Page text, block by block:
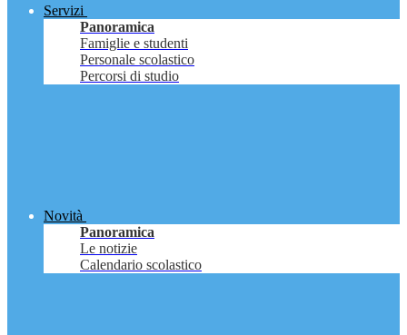
Servizi
Panoramica
Famiglie e studenti
Personale scolastico
Percorsi di studio
Novità
Panoramica
Le notizie
Calendario scolastico